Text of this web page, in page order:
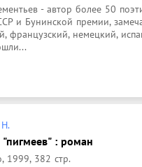
- автор более 50
и Бунинской премии,
французский, немецкий,
: роман
1999, 382 стр.